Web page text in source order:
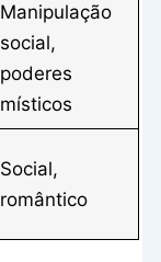
Manipulação
social,
poderes
místicos
Social,
romântico